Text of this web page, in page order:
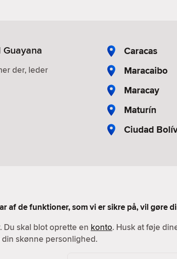
der, leder
Caracas
Maracaibo
Maracay
Maturín
Ciudad
af de funktioner, som vi er sikre på, vil gøre
Du skal blot oprette en konto. Husk at føje
skønne personlighed.